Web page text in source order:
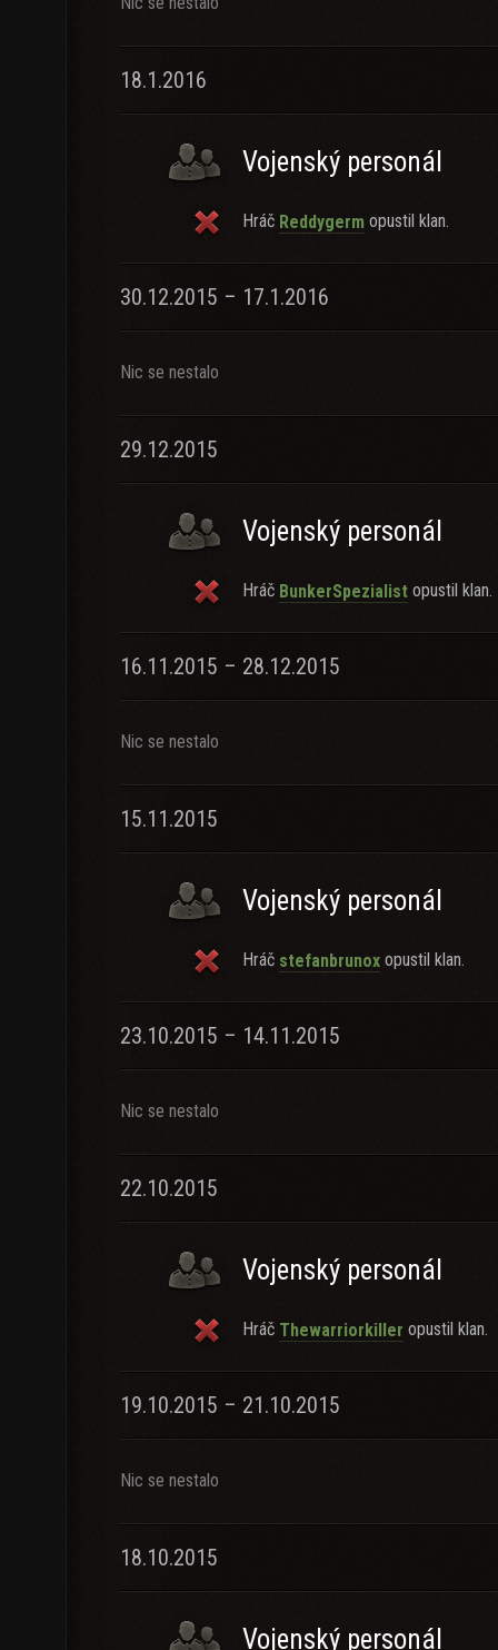
18.1.2016
Vojenský personál
Hráč Reddygerm opustil klan.
30.12.2015 – 17.1.2016
Nic se nestalo
29.12.2015
Vojenský personál
Hráč BunkerSpezialist opustil klan.
16.11.2015 – 28.12.2015
Nic se nestalo
15.11.2015
Vojenský personál
Hráč stefanbrunox opustil klan.
23.10.2015 – 14.11.2015
Nic se nestalo
22.10.2015
Vojenský personál
Hráč Thewarriorkiller opustil klan.
19.10.2015 – 21.10.2015
Nic se nestalo
18.10.2015
Vojenský personál